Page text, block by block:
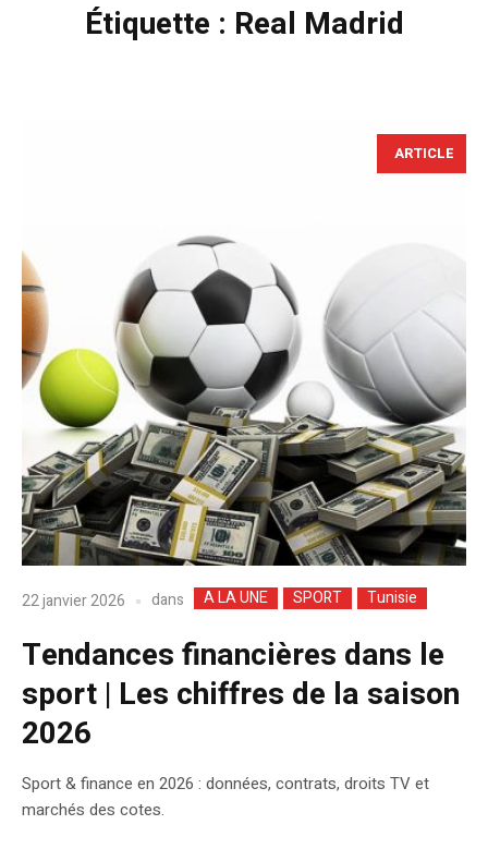
Étiquette : Real Madrid
ARTICLE
22 janvier 2026 dans A LA UNE SPORT Tunisie
Tendances financières dans le
sport | Les chiffres de la saison
2026
Sport & finance en 2026 : données, contrats, droits TV et
marchés des cotes.